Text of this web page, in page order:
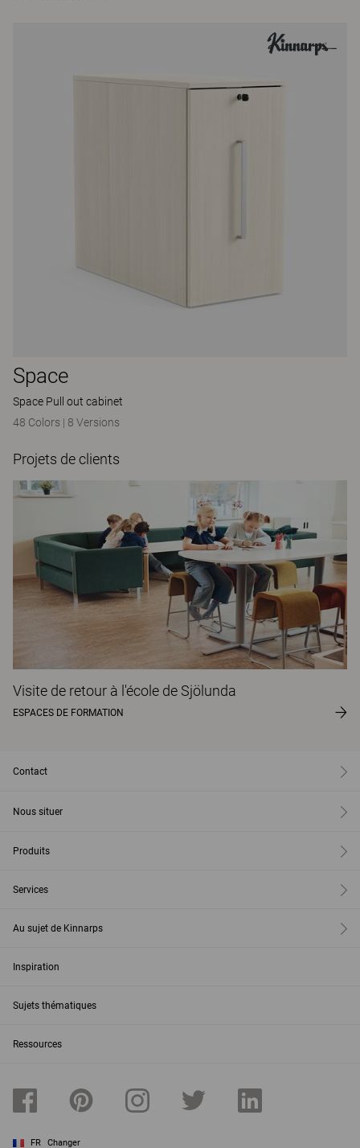
Space
Space Pull out cabinet
48 Colors | 8 Versions
Projets de clients
Visite de retour à l'école de Sjölunda
ESPACES DE FORMATION
Contact
Nous situer
Produits
Services
Au sujet de Kinnarps
Inspiration
Sujets thématiques
Ressources
FR Changer